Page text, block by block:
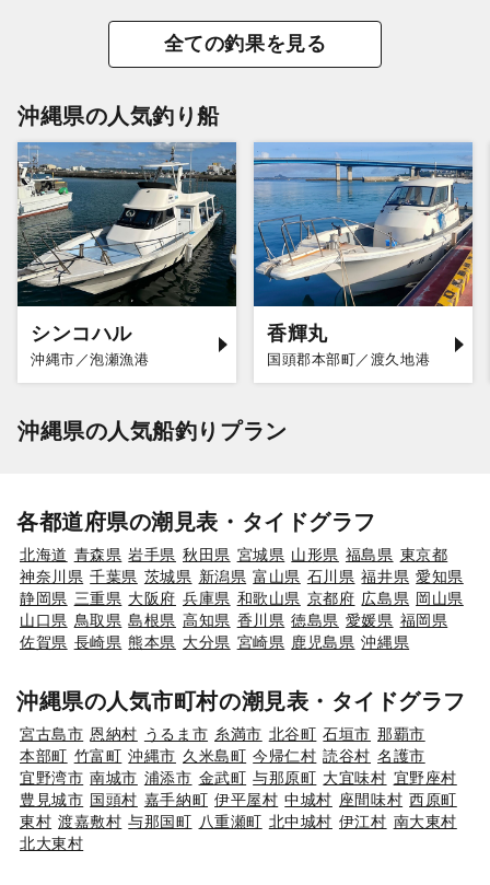
全ての釣果を見る
沖縄県の人気釣り船
シンコハル
沖縄市／泡瀬漁港
香輝丸
国頭郡本部町／渡久地港
沖縄県の人気船釣りプラン
各都道府県の潮見表・タイドグラフ
北海道 青森県 岩手県 秋田県 宮城県 山形県 福島県 東京都
神奈川県 千葉県 茨城県 新潟県 富山県 石川県 福井県 愛知県
静岡県 三重県 大阪府 兵庫県 和歌山県 京都府 広島県 岡山県
山口県 鳥取県 島根県 高知県 香川県 徳島県 愛媛県 福岡県
佐賀県 長崎県 熊本県 大分県 宮崎県 鹿児島県 沖縄県
沖縄県の人気市町村の潮見表・タイドグラフ
宮古島市 恩納村 うるま市 糸満市 北谷町 石垣市 那覇市
本部町 竹富町 沖縄市 久米島町 今帰仁村 読谷村 名護市
宜野湾市 南城市 浦添市 金武町 与那原町 大宜味村 宜野座村
豊見城市 国頭村 嘉手納町 伊平屋村 中城村 座間味村 西原町
東村 渡嘉敷村 与那国町 八重瀬町 北中城村 伊江村 南大東村
北大東村